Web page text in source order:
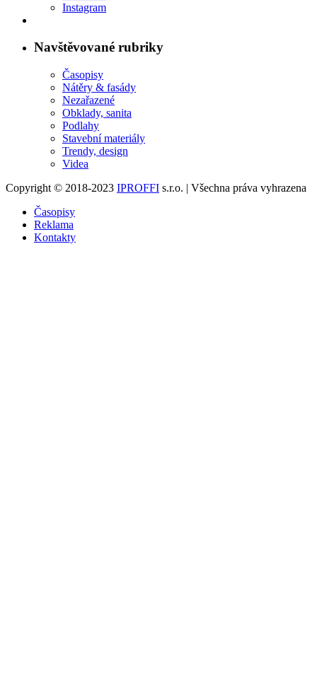
Instagram
Navštěvované rubriky
Časopisy
Nátěry & fasády
Nezařazené
Obklady, sanita
Podlahy
Stavební materiály
Trendy, design
Videa
Copyright © 2018-2023 IPROFFI s.r.o. | Všechna práva vyhrazena
Časopisy
Reklama
Kontakty